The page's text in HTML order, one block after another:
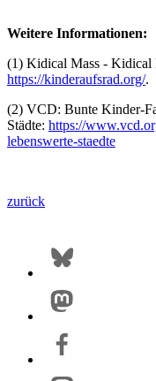
Weitere Informationen:
(1) Kidical Mass - Kidical
https://kinderaufsrad.org/.
(2) VCD: Bunte Kinder-
Städte: https://
lebenswerte-staedte
zurück